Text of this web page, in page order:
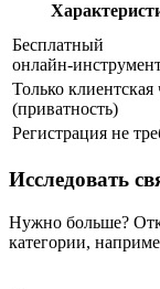
Бесплатный
Только клиентская
(приватность)
Регистрация не
Исследовать
Нужно больше?
категории,